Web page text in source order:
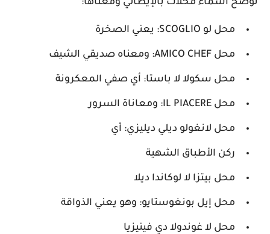
نوضح أسماء محلات بالإيطالي ومعناها:
محل لو SCOGLIO: يعني الصخرة
محل AMICO CHEF: ومعناه صديقي الشيف
محل سكولا لا باستا: أي صفي المعكرونة
محل IL PIACERE: ومعاناة السرور
محل لانغولو ديلي ديليزي: أي
ركن الأطباق الشهية
محل بيتزا لا لوكاندا ديلا
محل إيل بونغوستايو: وهو يعني الذواقة
محل لا غوندولا دي فينيزيا